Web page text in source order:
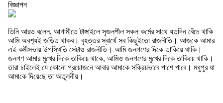
বিজ্ঞাপন
তি‌নি আরও ব‌লেন, আগামীতে টাঙ্গাইলে সৃজনশীল সকল ক‌র্মের সা‌থে যত‌দিন বেঁচে থা‌কি
আমি অবশ‌্যই জ‌ড়িত থাক‌ব। বৃহত্তর স্বার্থে সব‌ কিছুইতো রাজনী‌তি। আজ‌কে আমার
এই কর্মীসভায় উপস্থি‌তি সেটাও রাজনী‌তি। আমি জনগ‌ণের দি‌কে তা‌কি‌য়ে থাক‌ি।
জনগণ আমার মু‌খের দি‌কে তা‌কি‌য়ে থা‌কে, আমিও জনগ‌ণের মু‌খের দি‌কে তা‌কি‌য়ে থা‌কি।
তারা চাইলেই যে ‌কোনো প্রয়োজ‌নে আবার আমা‌কে স‌ক্রিয়ভা‌বে পা‌শে পা‌বে। মধুপুর যা
আমা‌কে দি‌য়ে‌ছে তা অতুলনীয়।